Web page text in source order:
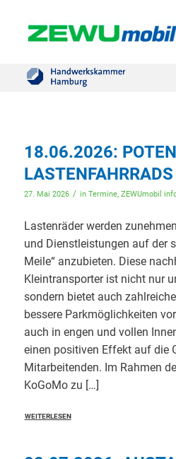
18.06.2026:
LASTENFAHRRADS
27. Mai 2026 / in Termine, ZEWUmobil
Lastenräder werden
und Dienstleistungen auf der
Meile“ anzubieten. Diese
Kleintransporter ist nicht nur
sondern bietet auch
bessere Parkmöglichkeiten
auch in engen und vollen
einen positiven Effekt auf die
Mitarbeitenden. Im Rahmen
KoGoMo zu […]
WEITERLESEN